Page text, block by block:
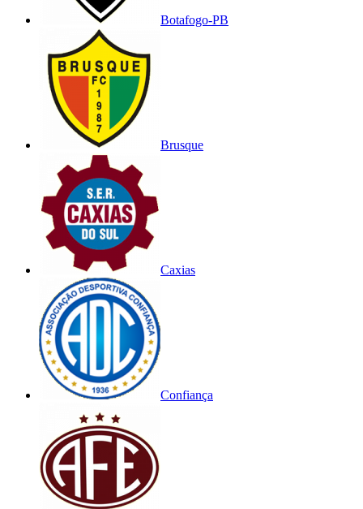
Botafogo-PB
Brusque
Caxias
Confiança